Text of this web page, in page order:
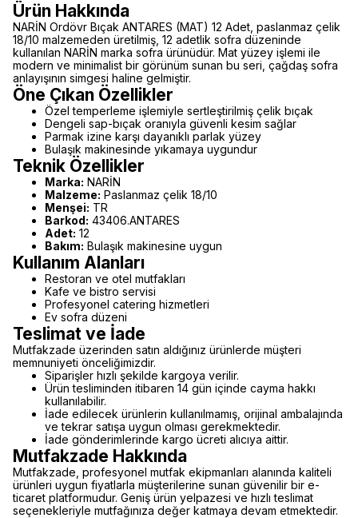
Ürün Hakkında
NARİN Ordövr Bıçak ANTARES (MAT) 12 Adet, paslanmaz çelik
18/10 malzemeden üretilmiş, 12 adetlik sofra düzeninde
kullanılan NARİN marka sofra ürünüdür. Mat yüzey işlemi ile
modern ve minimalist bir görünüm sunan bu seri, çağdaş sofra
anlayışının simgesi haline gelmiştir.
Öne Çıkan Özellikler
Özel temperleme işlemiyle sertleştirilmiş çelik bıçak
Dengeli sap-bıçak oranıyla güvenli kesim sağlar
Parmak izine karşı dayanıklı parlak yüzey
Bulaşık makinesinde yıkamaya uygundur
Teknik Özellikler
Marka: NARİN
Malzeme: Paslanmaz çelik 18/10
Menşei: TR
Barkod: 43406.ANTARES
Adet: 12
Bakım: Bulaşık makinesine uygun
Kullanım Alanları
Restoran ve otel mutfakları
Kafe ve bistro servisi
Profesyonel catering hizmetleri
Ev sofra düzeni
Teslimat ve İade
Mutfakzade üzerinden satın aldığınız ürünlerde müşteri
memnuniyeti önceliğimizdir.
Siparişler hızlı şekilde kargoya verilir.
Ürün tesliminden itibaren 14 gün içinde cayma hakkı
kullanılabilir.
İade edilecek ürünlerin kullanılmamış, orijinal ambalajında
ve tekrar satışa uygun olması gerekmektedir.
İade gönderimlerinde kargo ücreti alıcıya aittir.
Mutfakzade Hakkında
Mutfakzade, profesyonel mutfak ekipmanları alanında kaliteli
ürünleri uygun fiyatlarla müşterilerine sunan güvenilir bir e-
ticaret platformudur. Geniş ürün yelpazesi ve hızlı teslimat
seçenekleriyle mutfağınıza değer katmaya devam etmektedir.